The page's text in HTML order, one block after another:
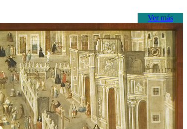
Ver más